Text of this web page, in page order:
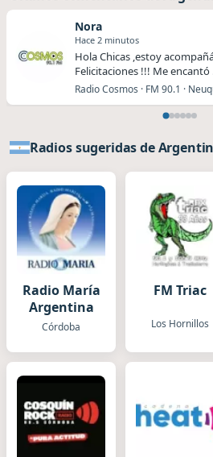
Nora
Hace 2 minutos
Hola Chicas ,estoy
Felicitaciones !!! Me encantó
Radio Cosmos · FM 90.1 ·
Radios sugeridas de
Radio María
Argentina
Córdoba
FM Triac
Los Hornillos